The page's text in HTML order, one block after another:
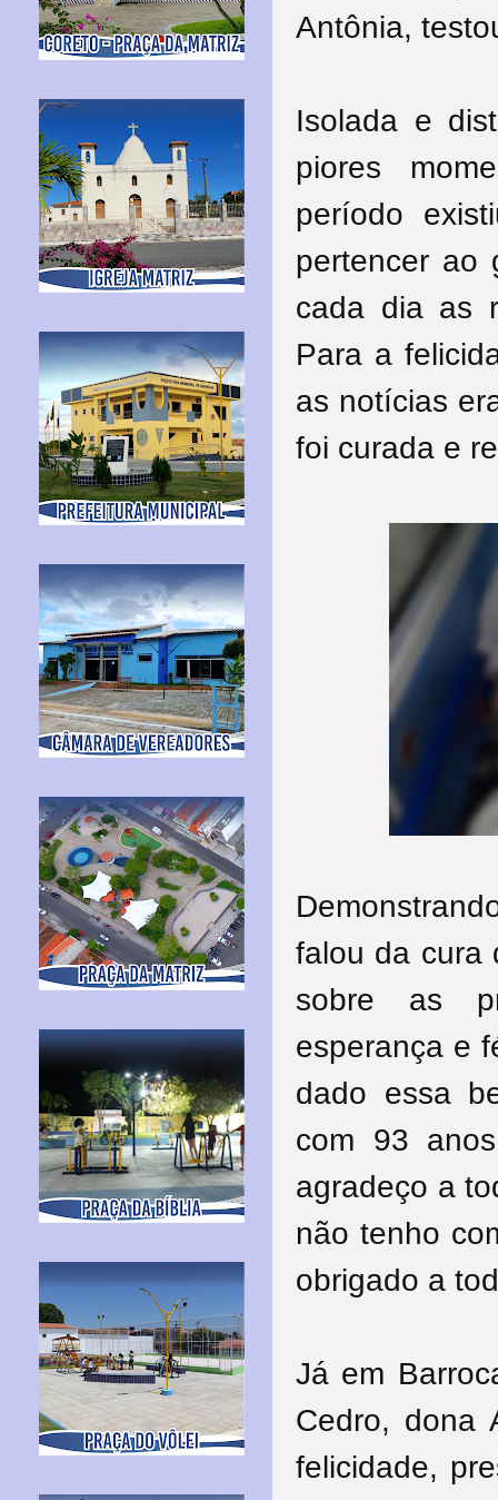
Antônia,
Isolada e
piores
período
pertencer ao
cada dia as
Para a
as notícias
foi curada e
falou da cura
sobre as
esperança e
dado essa
com 93
agradeço a
não tenho
obrigado a
Já em
Cedro, dona
felicidade,